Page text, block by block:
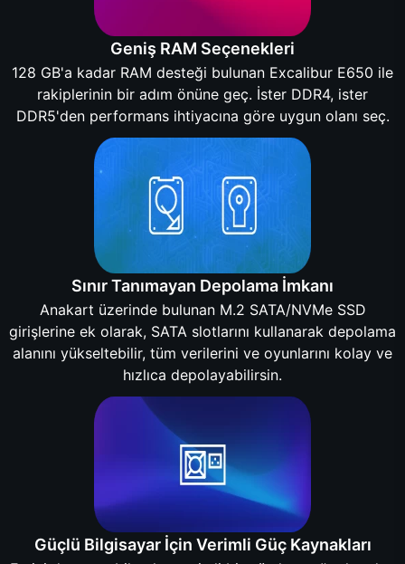
Geniş RAM Seçenekleri
128 GB'a kadar RAM desteği bulunan Excalibur E650 ile
rakiplerinin bir adım önüne geç. İster DDR4, ister
DDR5'den performans ihtiyacına göre uygun olanı seç.
Sınır Tanımayan Depolama İmkanı
Anakart üzerinde bulunan M.2 SATA/NVMe SSD
girişlerine ek olarak, SATA slotlarını kullanarak depolama
alanını yükseltebilir, tüm verilerini ve oyunlarını kolay ve
hızlıca depolayabilirsin.
Güçlü Bilgisayar İçin Verimli Güç Kaynakları